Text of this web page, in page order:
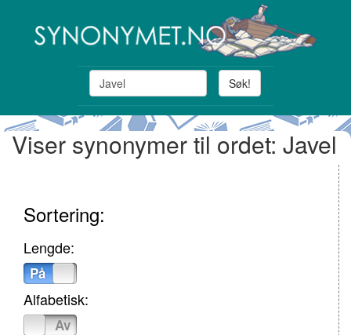
Søk!
Viser synonymer til ordet: Javel
Sortering:
Lengde:
På
Alfabetisk:
Av